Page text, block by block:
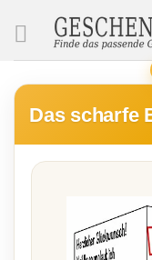
Das scharfe